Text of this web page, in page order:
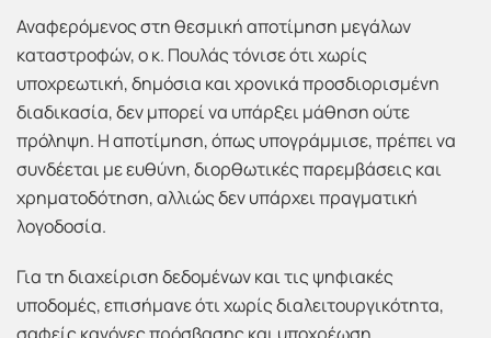
Αναφερόμενος στη θεσμική αποτίμηση μεγάλων
καταστροφών, ο κ. Πουλάς τόνισε ότι χωρίς
υποχρεωτική, δημόσια και χρονικά προσδιορισμένη
διαδικασία, δεν μπορεί να υπάρξει μάθηση ούτε
πρόληψη. Η αποτίμηση, όπως υπογράμμισε, πρέπει να
συνδέεται με ευθύνη, διορθωτικές παρεμβάσεις και
χρηματοδότηση, αλλιώς δεν υπάρχει πραγματική
λογοδοσία.
Για τη διαχείριση δεδομένων και τις ψηφιακές
υποδομές, επισήμανε ότι χωρίς διαλειτουργικότητα,